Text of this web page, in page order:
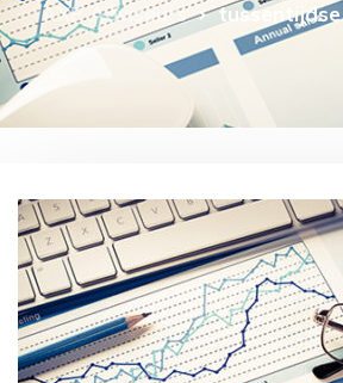
AXP Adviseurs tussentijdse